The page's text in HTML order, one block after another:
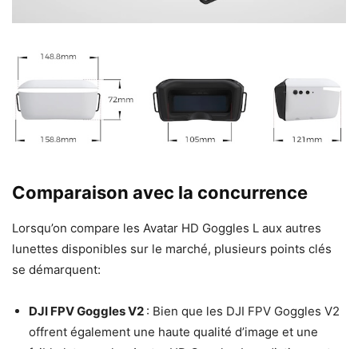
Comparaison avec la concurrence
Lorsqu’on compare les Avatar HD Goggles L aux autres
lunettes disponibles sur le marché, plusieurs points clés
se démarquent:
DJI FPV Goggles V2 : Bien que les DJI FPV Goggles V2
offrent également une haute qualité d’image et une